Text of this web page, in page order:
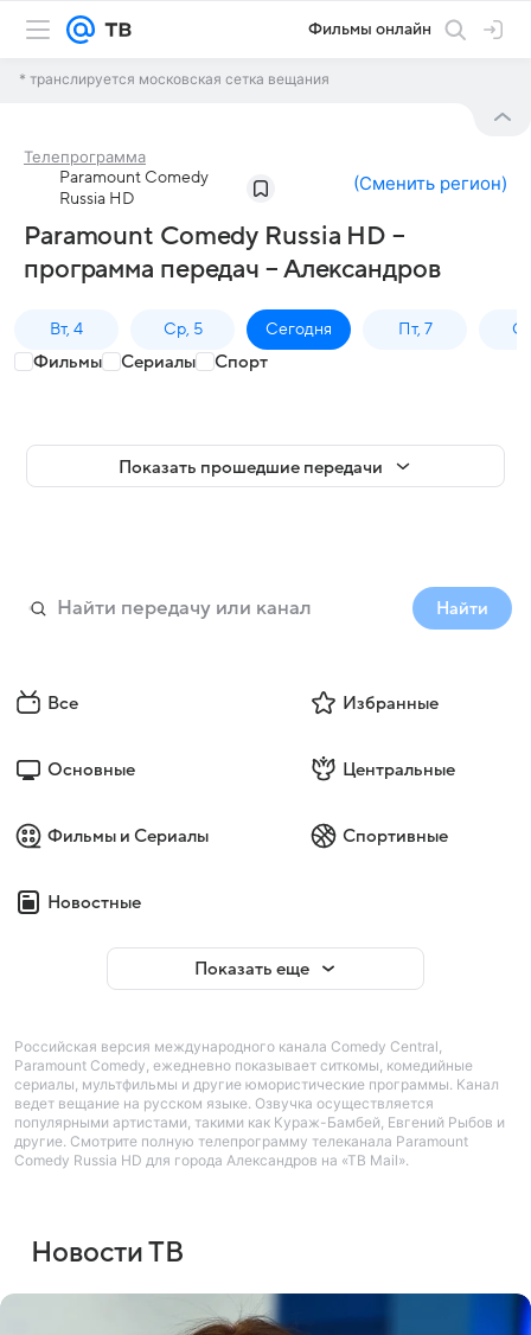
Фильмы онлайн
* транслируется московская сетка вещания
Телепрограмма
Paramount Comedy
Russia HD
(Сменить регион)
Paramount Comedy Russia HD –
программа передач – Александров
Вт, 4 Ср, 5 Сегодня Пт, 7
Фильмы Сериалы Спорт
Показать прошедшие передачи
Найти
Все Избранные
Основные Центральные
Фильмы и Сериалы Спортивные
Новостные
Показать еще
Российская версия международного канала Comedy Central,
Paramount Comedy, ежедневно показывает ситкомы, комедийные
сериалы, мультфильмы и другие юмористические программы. Канал
ведет вещание на русском языке. Озвучка осуществляется
популярными артистами, такими как Кураж-Бамбей, Евгений Рыбов и
другие. Смотрите полную телепрограмму телеканала Paramount
Comedy Russia HD для города Александров на «ТВ Mail».
Новости ТВ